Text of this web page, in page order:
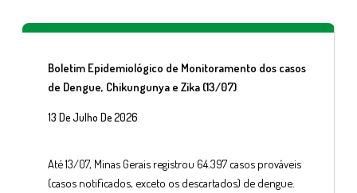
Boletim Epidemiológico de Monitoramento dos casos
de Dengue, Chikungunya e Zika (13/07)
13 De Julho De 2026
Até 13/07, Minas Gerais registrou 64.397 casos prováveis
(casos notificados, exceto os descartados) de dengue.